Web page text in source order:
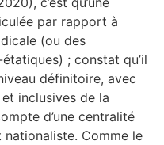
par rapport à
(ou des
; constat qu’il
définitoire, avec
inclusives de la
d’une centralité
Comme le